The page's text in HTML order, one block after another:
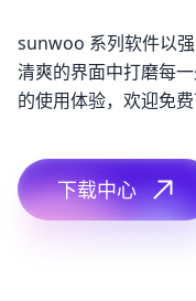
人声分离
集成 AI 大模型，一
通讯录转换器
sunwoo 系列软件以
清爽的界面中打磨每
的使用体验，欢迎免费
下载中心